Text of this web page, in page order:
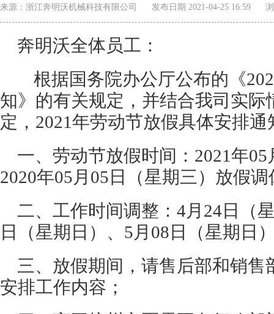
来源： 浙江奔明沃机械科技有限公司 发布日期 2021-04-25 16:59
奔明沃全体员工：
根据国务院办公厅公布的《
知》的有关规定，并结合我司实际
定，2021年劳动节放假具体安排通
一、劳动节放假时间：2021年
2020年05月05日（星期三）放假
二、工作时间调整：4月24日（
日（星期日）、5月08日（星期日
三、放假期间，请售后部和销售
安排工作内容；